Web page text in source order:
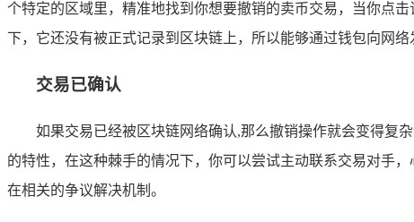
个特定的区域里，精准地找到你想要撤销的卖币交易，当你点
下，它还没有被正式记录到区块链上，所以能够通过钱包向网络
交易已确认
如果交易已经被区块链网络确认,那么撤销操作就会变得复
的特性，在这种棘手的情况下，你可以尝试主动联系交易对手
在相关的争议解决机制。